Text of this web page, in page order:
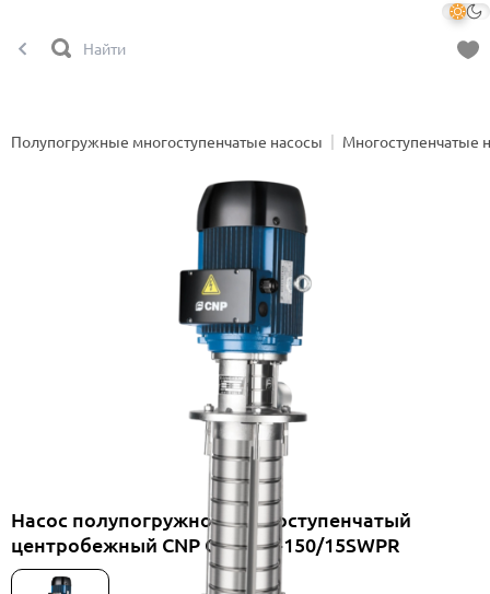
Полупогружные многоступенчатые насосы Многоступенчатые
Насос полупогружной многоступенчатый
центробежный CNP CDLK20-150/15SWPR